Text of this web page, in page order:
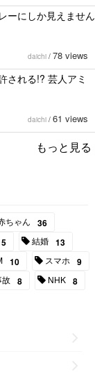
ーにしか見えません
daichi / 78 views
される!? 芸人アミ
daichi / 61 views
もっと見る
ちゃん 36
結婚 13
10 スマホ 9
故 8 NHK 8